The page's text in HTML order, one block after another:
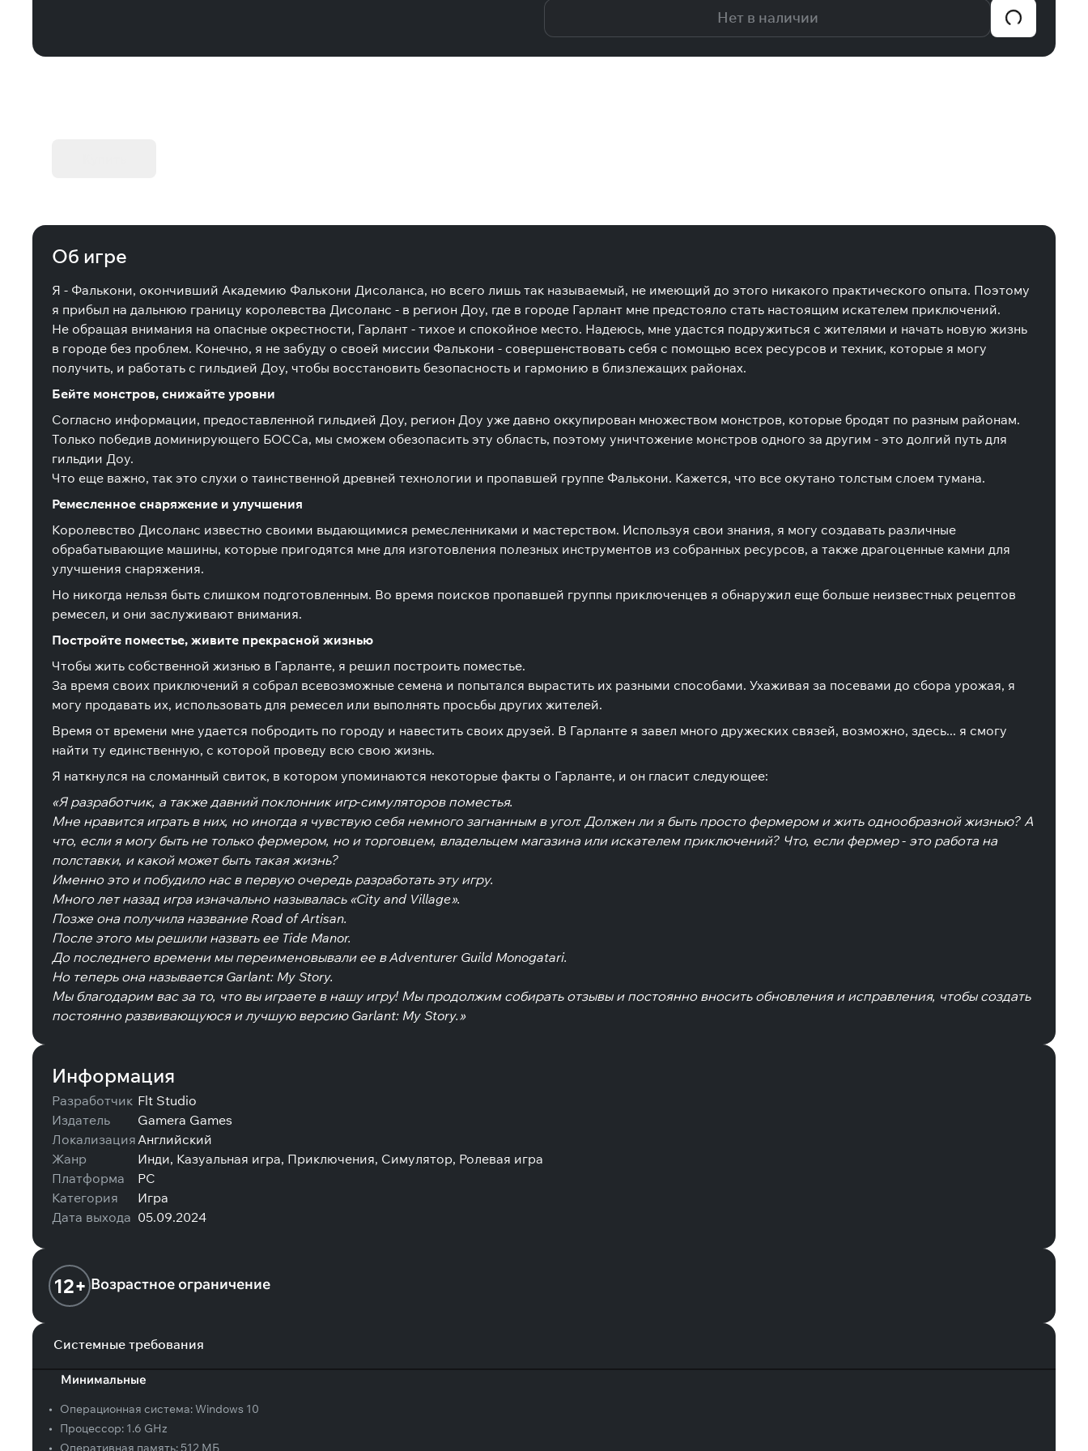
Нет в наличии
Об игре
Я - Фалькони, окончивший Академию Фалькони Дисоланса, но всего лишь так называемый, не имеющий до этого никакого практического опыта. Поэтому
я прибыл на дальнюю границу королевства Дисоланс - в регион Доу, где в городе Гарлант мне предстояло стать настоящим искателем приключений.
Не обращая внимания на опасные окрестности, Гарлант - тихое и спокойное место. Надеюсь, мне удастся подружиться с жителями и начать новую жизнь
в городе без проблем. Конечно, я не забуду о своей миссии Фалькони - совершенствовать себя с помощью всех ресурсов и техник, которые я могу
получить, и работать с гильдией Доу, чтобы восстановить безопасность и гармонию в близлежащих районах.
Бейте монстров, снижайте уровни
Согласно информации, предоставленной гильдией Доу, регион Доу уже давно оккупирован множеством монстров, которые бродят по разным районам.
Только победив доминирующего БОССа, мы сможем обезопасить эту область, поэтому уничтожение монстров одного за другим - это долгий путь для
гильдии Доу.
Что еще важно, так это слухи о таинственной древней технологии и пропавшей группе Фалькони. Кажется, что все окутано толстым слоем тумана.
Ремесленное снаряжение и улучшения
Королевство Дисоланс известно своими выдающимися ремесленниками и мастерством. Используя свои знания, я могу создавать различные
обрабатывающие машины, которые пригодятся мне для изготовления полезных инструментов из собранных ресурсов, а также драгоценные камни для
улучшения снаряжения.
Но никогда нельзя быть слишком подготовленным. Во время поисков пропавшей группы приключенцев я обнаружил еще больше неизвестных рецептов
ремесел, и они заслуживают внимания.
Постройте поместье, живите прекрасной жизнью
Чтобы жить собственной жизнью в Гарланте, я решил построить поместье.
За время своих приключений я собрал всевозможные семена и попытался вырастить их разными способами. Ухаживая за посевами до сбора урожая, я
могу продавать их, использовать для ремесел или выполнять просьбы других жителей.
Время от времени мне удается побродить по городу и навестить своих друзей. В Гарланте я завел много дружеских связей, возможно, здесь... я смогу
найти ту единственную, с которой проведу всю свою жизнь.
Я наткнулся на сломанный свиток, в котором упоминаются некоторые факты о Гарланте, и он гласит следующее:
«Я разработчик, а также давний поклонник игр-симуляторов поместья.
Мне нравится играть в них, но иногда я чувствую себя немного загнанным в угол: Должен ли я быть просто фермером и жить однообразной жизнью? А
что, если я могу быть не только фермером, но и торговцем, владельцем магазина или искателем приключений? Что, если фермер - это работа на
полставки, и какой может быть такая жизнь?
Именно это и побудило нас в первую очередь разработать эту игру.
Много лет назад игра изначально называлась «City and Village».
Позже она получила название Road of Artisan.
После этого мы решили назвать ее Tide Manor.
До последнего времени мы переименовывали ее в Adventurer Guild Monogatari.
Но теперь она называется Garlant: My Story.
Мы благодарим вас за то, что вы играете в нашу игру! Мы продолжим собирать отзывы и постоянно вносить обновления и исправления, чтобы создать
постоянно развивающуюся и лучшую версию Garlant: My Story.»
Информация
Разработчик Flt Studio
Издатель
Gamera Games
ЛокализацияАнглийский
Жанр
Инди, Казуальная игра, Приключения, Симулятор, Ролевая игра
Платформа
PC
Категория
Игра
Дата выхода 05.09.2024
12+ Возрастное ограничение
Системные требования
Минимальные
• Операционная система:Windows 10
•
Процессор: 1.6 GHz
•
Оперативная память: 512 МБ